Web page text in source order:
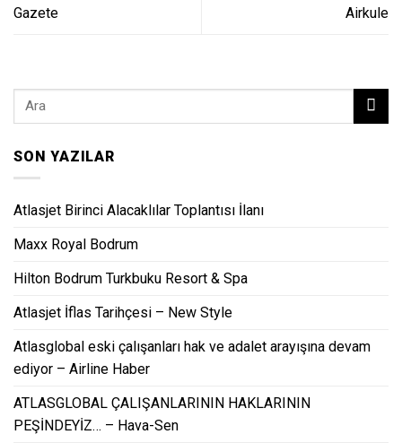
Gazete
Airkule
SON YAZILAR
Atlasjet Birinci Alacaklılar Toplantısı İlanı
Maxx Royal Bodrum
Hilton Bodrum Turkbuku Resort & Spa
Atlasjet İflas Tarihçesi – New Style
Atlasglobal eski çalışanları hak ve adalet arayışına devam
ediyor – Airline Haber
ATLASGLOBAL ÇALIŞANLARININ HAKLARININ
PEŞİNDEYİZ… – Hava-Sen